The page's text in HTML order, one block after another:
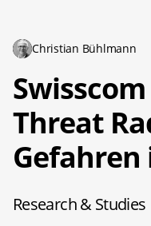
Christian Bühlmann
Threat
Gefahren
Research & Studies